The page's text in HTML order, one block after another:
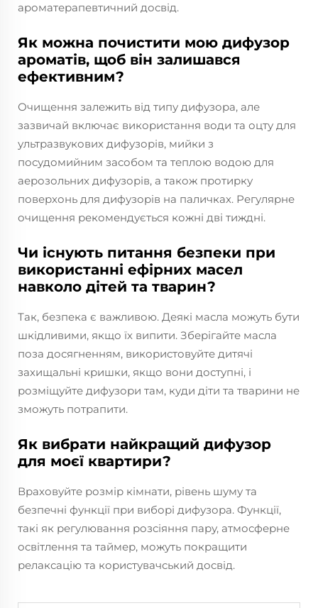
ароматерапевтичний досвід.
Як можна почистити мою дифузор
ароматів, щоб він залишався
ефективним?
Очищення залежить від типу дифузора, але
зазвичай включає використання води та оцту для
ультразвукових дифузорів, мийки з
посудомийним засобом та теплою водою для
аерозольних дифузорів, а також протирку
поверхонь для дифузорів на паличках. Регулярне
очищення рекомендується кожні дві тиждні.
Чи існують питання безпеки при
використанні ефірних масел
навколо дітей та тварин?
Так, безпека є важливою. Деякі масла можуть бути
шкідливими, якщо їх випити. Зберігайте масла
поза досягненням, використовуйте дитячі
захищальні кришки, якщо вони доступні, і
розміщуйте дифузори там, куди діти та тварини не
зможуть потрапити.
Як вибрати найкращий дифузор
для моєї квартири?
Враховуйте розмір кімнати, рівень шуму та
безпечні функції при виборі дифузора. Функції,
такі як регулювання розсіяння пару, атмосферне
освітлення та таймер, можуть покращити
релаксацію та користувачський досвід.